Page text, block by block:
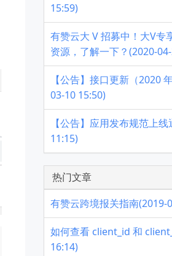
15:59)
有赞云大 V 招募中！大V专
资源，了解一下？(2020-
【公告】接口更新（2020
03-10 15:50)
【公告】应用发布规范上
11:15)
热门文章
有赞云跨境报关指南(2019-
如何查看 client_id 和
16:14)